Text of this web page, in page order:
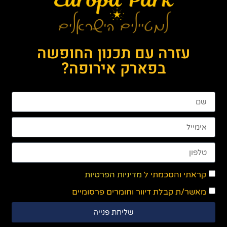
עזרה עם תכנון החופשה
בפארק אירופה?
קראתי והסכמתי ל מדיניות הפרטיות
מאשר/ת קבלת דיוור וחומרים פרסומיים
שליחת פנייה